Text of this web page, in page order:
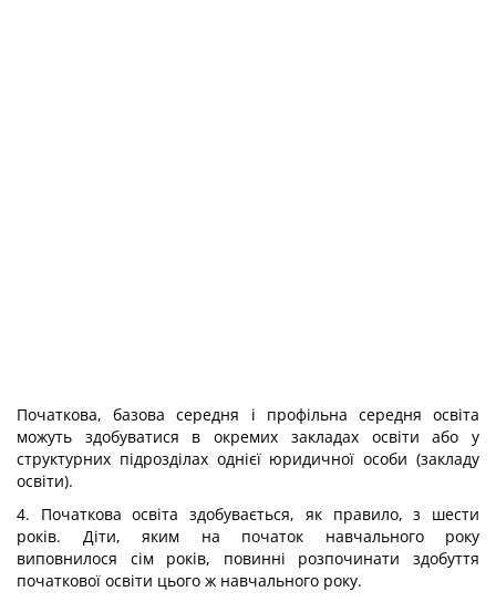
Початкова, базова середня і профільна середня освіта
можуть здобуватися в окремих закладах освіти або у
структурних підрозділах однієї юридичної особи (закладу
освіти).
4. Початкова освіта здобувається, як правило, з шести
років. Діти, яким на початок навчального року
виповнилося сім років, повинні розпочинати здобуття
початкової освіти цього ж навчального року.